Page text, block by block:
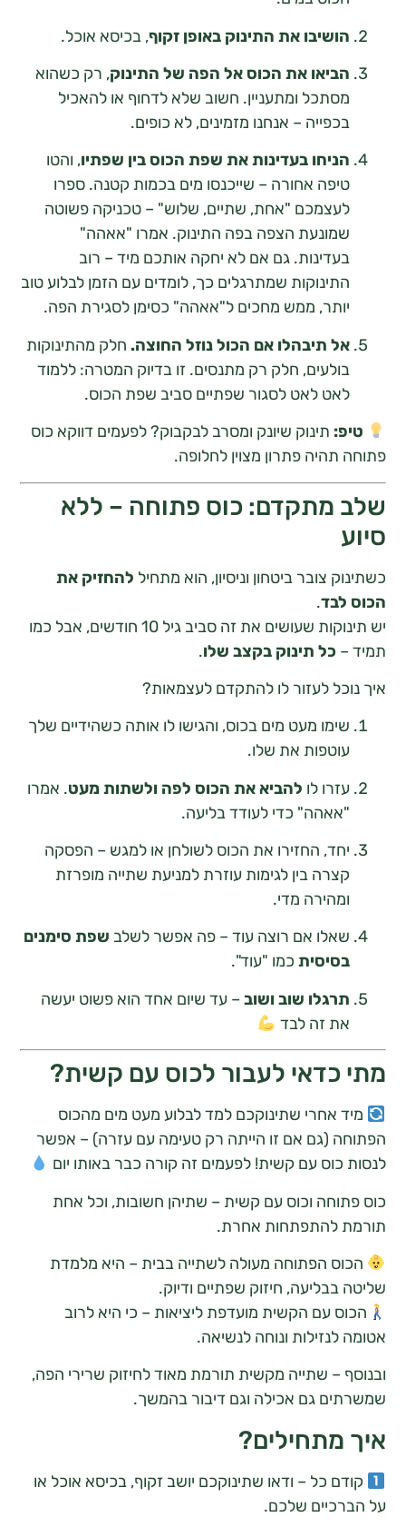
את התינוק באופן זקוף, בכיסא אוכל.
את הכוס אל הפה של התינוק, רק כשהוא
ומתעניין. חשוב שלא לדחוף או להאכיל
– אנחנו מזמינים, לא כופים.
בעדינות את שפת הכוס בין שפתיו, והטו
אחורה – שייכנסו מים בכמות קטנה. ספרו
"אחת, שתיים, שלוש" – טכניקה פשוטה
הצפה בפה התינוק. אמרו "אאהה"
גם אם לא יחקה אותכם מיד – רוב
שמתרגלים כך, לומדים עם הזמן לבלוע טוב
ממש מחכים ל"אאהה" כסימן לסגירת הפה.
תיבהלו אם הכול נוזל החוצה.חלק מהתינוקות
חלק רק מתנסים. זו בדיוק המטרה: ללמוד
לאט לסגור שפתיים סביב שפת הכוס.
תינוק שיונק ומסרב לבקבוק? לפעמים דווקא כוס
פתרון מצוין לחלופה.
מתקדם: כוס פתוחה – ללא
צובר ביטחון וניסיון, הוא מתחיללהחזיק את
.
יש תינוקות שעושים את זה סביב גיל 10 חודשים, אבל כמו
כל תינוק בקצב שלו.
לעזור לו להתקדם לעצמאות?
מעט מים בכוס, והגישו לו אותה כשהידיים שלך
את שלו.
לולהביא את הכוס לפה ולשתות מעט. אמרו
כדי לעודד בליעה.
החזירו את הכוס לשולחן או למגש – הפסקה
בין לגימות עוזרת למניעת שתייה מופרזת
מדי.
אם רוצה עוד – פה אפשר לשלבשפת סימנים
כמו "עוד".
שוב ושוב – עד שיום אחד הוא פשוט יעשה
זה לבד
לעבור לכוס עם קשית?
אחרי שתינוקכם למד לבלוע מעט מים מהכוס
(גם אם זו הייתה רק טעימה עם עזרה) – אפשר
עם קשית! לפעמים זה קורה כבר באותו יום
וכוס עם קשית – שתיהן חשובות, וכל אחת
להתפתחות אחרת.
הפתוחה מעולה לשתייה בבית – היא מלמדת
חיזוק שפתיים ודיוק.
עם הקשית מועדפת ליציאות – כי היא לרוב
ונוחה לנשיאה.
– שתייה מקשית תורמת מאוד לחיזוק שרירי הפה,
גם אכילה וגם דיבור בהמשך.
כל – ודאו שתינוקכם יושב זקוף, בכיסא אוכל או
שלכם.